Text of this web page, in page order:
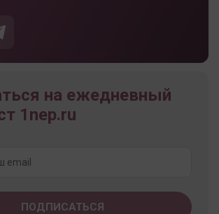
на ежедневный
1nep.ru